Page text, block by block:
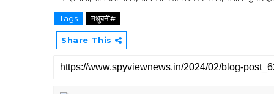
Tags मधुबनी#
Share This